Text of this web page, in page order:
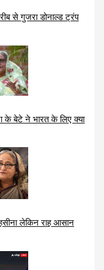
से गुजरा डोनाल्ड ट्रंप
के बेटे ने भारत के लिए क्या
लेकिन राह आसान